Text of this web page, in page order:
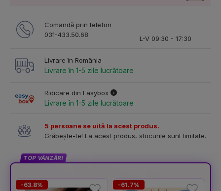
Comandă prin telefon
031-433.50.68
L-V 09:30 - 17:30
Livrare în România
Livrare în 1-5 zile lucrătoare
Ridicare din Easybox
Livrare în 1-5 zile lucrătoare
5 persoane se uită la acest produs.
Grăbește-te! La acest produs, stocurile sunt limitate.
TOP VÂNZĂRI
-63.8% -61.7%